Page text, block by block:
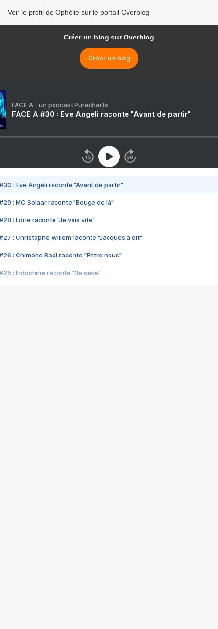
Voir le profil de Ophélie sur le portail Overblog
Créer un blog sur Overblog
Créer un blog
FACE A - un podcast Purecharts
FACE A #30 : Eve Angeli raconte "Avant de partir"
#30 : Eve Angeli raconte "Avant de partir"
#29 : MC Solaar raconte "Bouge de là"
#28 : Lorie raconte "Je vais vite"
#27 : Christophe Willem raconte "Jacques a dit"
#26 : Chimène Badi raconte "Entre nous"
#25 : Indochine raconte "3e sexe"